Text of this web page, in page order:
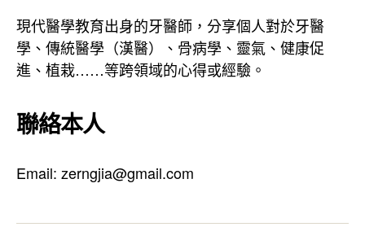
a
m
現代醫學教育出身的牙醫師，分享個人對於牙醫
學、傳統醫學（漢醫）、骨病學、靈氣、健康促
進、植栽……等跨領域的心得或經驗。
聯絡本人
Email: zerngjia@gmail.com